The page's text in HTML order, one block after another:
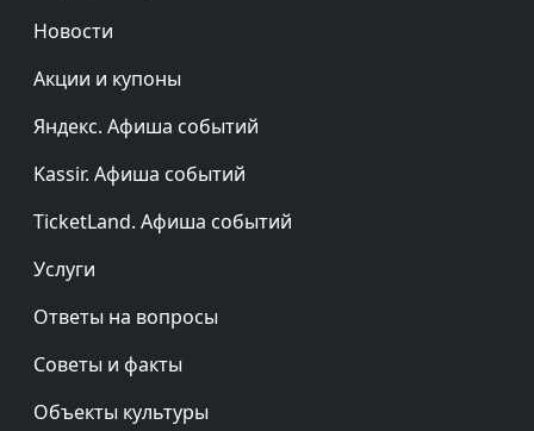
Новости
Акции и купоны
Яндекс. Афиша событий
Kassir. Афиша событий
TicketLand. Афиша событий
Услуги
Ответы на вопросы
Советы и факты
Объекты культуры